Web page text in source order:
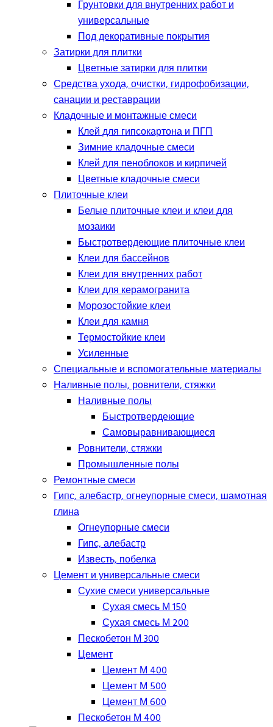
Грунтовки для внутренних работ и
универсальные
Под декоративные покрытия
Затирки для плитки
Цветные затирки для плитки
Средства ухода, очистки, гидрофобизации,
санации и реставрации
Кладочные и монтажные смеси
Клей для гипсокартона и ПГП
Зимние кладочные смеси
Клей для пеноблоков и кирпичей
Цветные кладочные смеси
Плиточные клеи
Белые плиточные клеи и клеи для
мозаики
Быстротвердеющие плиточные клеи
Клеи для бассейнов
Клеи для внутренних работ
Клеи для керамогранита
Морозостойкие клеи
Клеи для камня
Термостойкие клеи
Усиленные
Специальные и вспомогательные материалы
Наливные полы, ровнители, стяжки
Наливные полы
Быстротвердеющие
Самовыравнивающиеся
Ровнители, стяжки
Промышленные полы
Ремонтные смеси
Гипс, алебастр, огнеупорные смеси, шамотная
глина
Огнеупорные смеси
Гипс, алебастр
Известь, побелка
Цемент и универсальные смеси
Сухие смеси универсальные
Сухая смесь М 150
Сухая смесь М 200
Пескобетон М 300
Цемент
Цемент М 400
Цемент М 500
Цемент М 600
Пескобетон М 400